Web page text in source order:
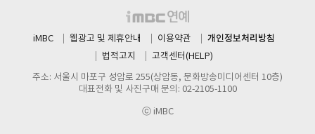
iMBC 웹광고 및 제휴안내 이용약관 개인정보처리방침
법적고지
고객센터(HELP)
주소: 서울시 마포구 성암로 255(상암동, 문화방송미디어센터 10층)
대표전화 및 사진구매 문의: 02-2105-1100
ⓒ iMBC